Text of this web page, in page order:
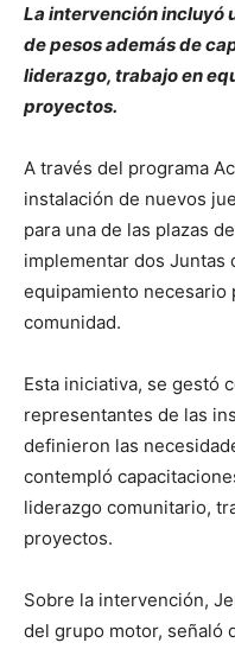
La intervención incluyó
de pesos además de
liderazgo, trabajo en
proyectos.
A través del programa
instalación de nuevos
para una de las plazas
implementar dos Juntas
equipamiento necesario
comunidad.
Esta iniciativa, se gestó
representantes de las
definieron las
contempló
liderazgo comunitario,
proyectos.
Sobre la intervención,
del grupo motor, señaló